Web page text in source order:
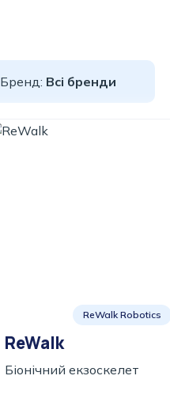
Бренд: Всі бренди
ReWalk Robotics
ReWalk
Біонічний екзоскелет